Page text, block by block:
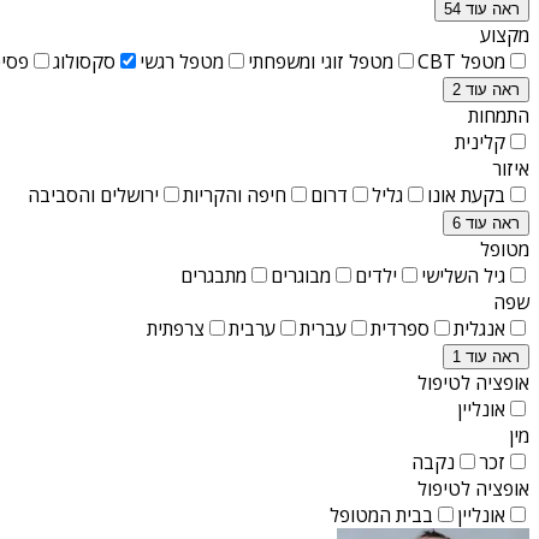
ראה עוד 54
מקצוע
מטפל CBT
מטפל זוגי ומשפחתי מטפל רגשי סקסולוג
ראה עוד 2
התמחות
קלינית
איזור
בקעת אונו
גליל דרום חיפה והקריות ירושלים והסביבה
ראה עוד 6
מטופל
גיל השלישי
ילדים מבוגרים
מתבגרים
שפה
אנגלית
ספרדית עברית ערבית צרפתית
ראה עוד 1
אופציה לטיפול
אונליין
מין
זכר
נקבה
אופציה לטיפול
אונליין
בבית המטופל